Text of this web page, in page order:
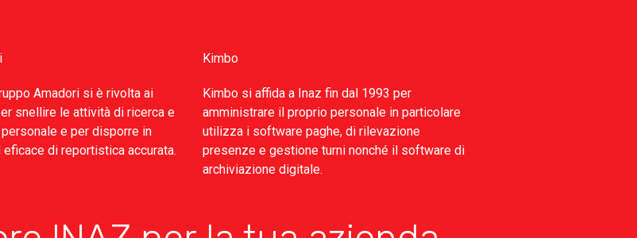
Amadori si è rivolta ai
snellire le attività di ricerca e
e per disporre in
di reportistica accurata.
Kimbo
Kimbo si affida a Inaz fin dal 1993 per
amministrare il proprio personale in particolare
utilizza i software paghe, di rilevazione
presenze e gestione turni nonché il software di
archiviazione digitale.